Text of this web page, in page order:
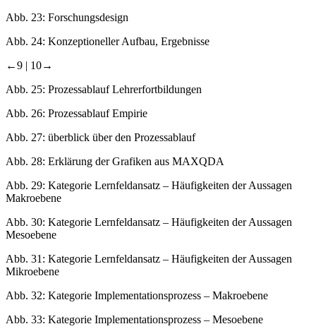
Abb. 23: Forschungsdesign
Abb. 24: Konzeptioneller Aufbau, Ergebnisse
←9 | 10→
Abb. 25: Prozessablauf Lehrerfortbildungen
Abb. 26: Prozessablauf Empirie
Abb. 27: überblick über den Prozessablauf
Abb. 28: Erklärung der Grafiken aus MAXQDA
Abb. 29: Kategorie Lernfeldansatz – Häufigkeiten der Aussagen
Makroebene
Abb. 30: Kategorie Lernfeldansatz – Häufigkeiten der Aussagen
Mesoebene
Abb. 31: Kategorie Lernfeldansatz – Häufigkeiten der Aussagen
Mikroebene
Abb. 32: Kategorie Implementationsprozess – Makroebene
Abb. 33: Kategorie Implementationsprozess – Mesoebene